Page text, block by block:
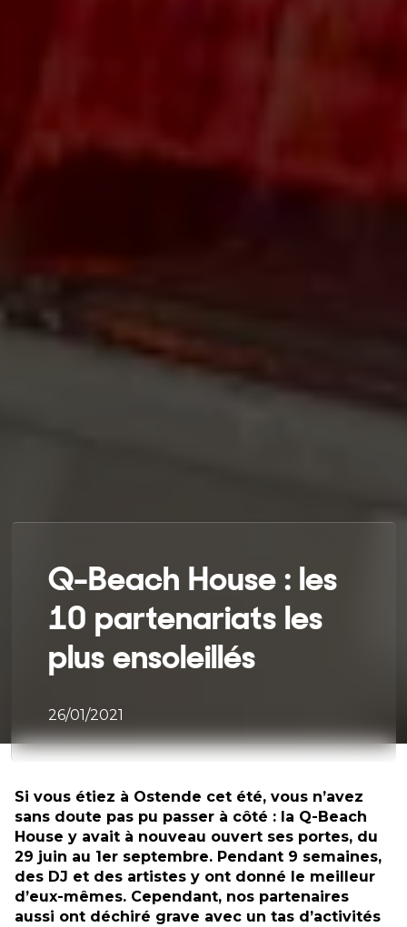
Q-Beach House : les
10 partenariats les
plus ensoleillés
26/01/2021
Si vous étiez à Ostende cet été, vous n’avez
sans doute pas pu passer à côté : la Q-Beach
House y avait à nouveau ouvert ses portes, du
29 juin au 1er septembre. Pendant 9 semaines,
des DJ et des artistes y ont donné le meilleur
d’eux-mêmes. Cependant, nos partenaires
aussi ont déchiré grave avec un tas d’activités